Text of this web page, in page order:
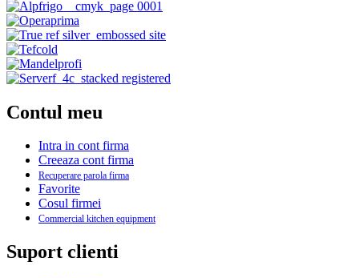
Contul meu
Intra in cont firma
Creeaza cont firma
Recuperare parola firma
Favorite
Cosul firmei
Commercial kitchen equipment
Suport clienti